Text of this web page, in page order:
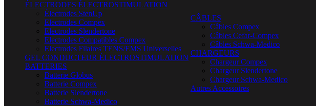
ÉLECTRODES ÉLECTROSTIMULATION
Électrodes StenUp
Electrodes Compex
Electrodes Slendertone
Electrodes Compatibles Compex
Electrodes Filaires TENS/EMS Universelles
GEL CONDUCTEUR ÉLECTROSTIMULATION
BATTERIES
Batterie Globus
Batterie Compex
Batterie Slendertone
Batterie Schwa-Medico
CÂBLES
Câbles Compex
Câbles Cefar-Compex
Câbles Schwa-Medico
CHARGEURS
Chargeur Compex
Chargeur Slendertone
Chargeur Schwa-Medico
Autres Accessoires